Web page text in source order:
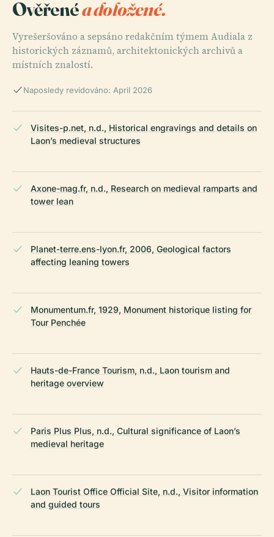
Ověřenéa doložené.
Vyrešeršováno a sepsáno redakčním týmem Audiala z
historických záznamů, architektonických archivů a
místních znalostí.
Naposledy revidováno: April 2026
Visites-p.net, n.d., Historical engravings and details on
Laon’s medieval structures
Axone-mag.fr, n.d., Research on medieval ramparts and
tower lean
Planet-terre.ens-lyon.fr, 2006, Geological factors
affecting leaning towers
Monumentum.fr, 1929, Monument historique listing for
Tour Penchée
Hauts-de-France Tourism, n.d., Laon tourism and
heritage overview
Paris Plus Plus, n.d., Cultural significance of Laon’s
medieval heritage
Laon Tourist Office Official Site, n.d., Visitor information
and guided tours